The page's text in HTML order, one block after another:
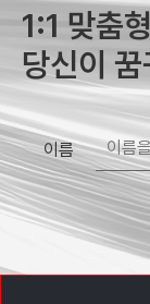
1:1 맞춤
당신이
이름